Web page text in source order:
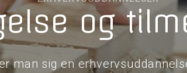
og
man sig en